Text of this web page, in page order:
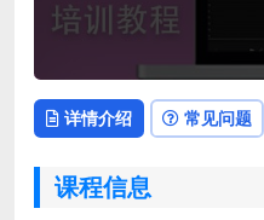
详情介绍 常见问题
课程信息